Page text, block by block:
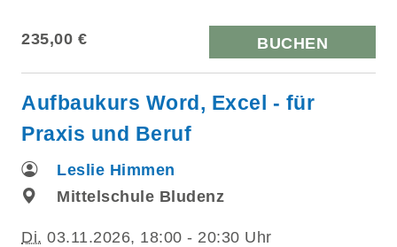
235,00 € BUCHEN
Aufbaukurs Word, Excel - für
Praxis und Beruf
Leslie Himmen
Mittelschule Bludenz
Di. 03.11.2026, 18:00 - 20:30 Uhr